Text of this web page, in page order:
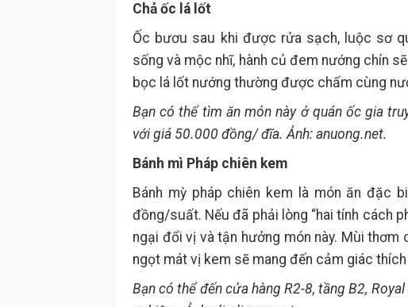
Chả ốc lá lốt
Ốc bươu sau khi được rửa sạch, luộc sơ
sống và mộc nhĩ, hành củ đem nướng chín
bọc lá lốt nướng thường được chấm cùng
Bạn có thể tìm ăn món này ở quán ốc gia
với giá 50.000 đồng/ đĩa. Ảnh: anuong.net.
Bánh mì Pháp chiên kem
Bánh mỳ pháp chiên kem là món ăn đặc
đồng/suất. Nếu đã phải lòng “hai tính cách
ngại đổi vị và tận hưởng món này. Mùi thơm
ngọt mát vị kem sẽ mang đến cảm giác
Bạn có thể đến cửa hàng R2-8, tầng B2,